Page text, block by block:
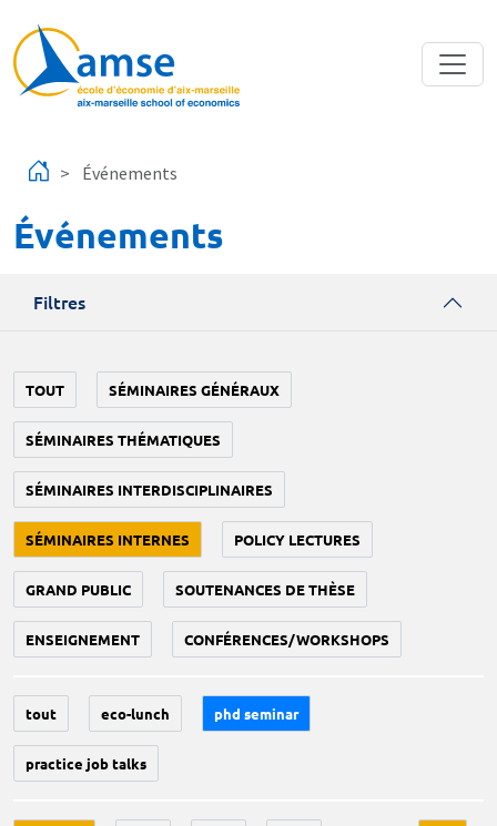
Événements
Événements
Filtres
TOUT SÉMINAIRES GÉNÉRAUX
SÉMINAIRES THÉMATIQUES
SÉMINAIRES INTERDISCIPLINAIRES
SÉMINAIRES INTERNES POLICY LECTURES
GRAND PUBLIC SOUTENANCES DE THÈSE
ENSEIGNEMENT CONFÉRENCES/WORKSHOPS
tout eco-lunch phd seminar
practice job talks